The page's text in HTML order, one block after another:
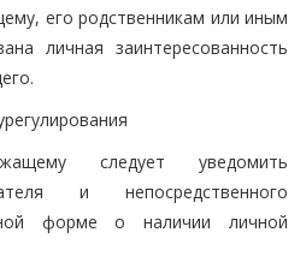
его родственникам или иным
личная заинтересованность
следует уведомить
и непосредственного
форме о наличии личной